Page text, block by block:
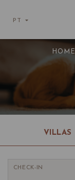
PT
HOME
VILLAS
CHECK-IN